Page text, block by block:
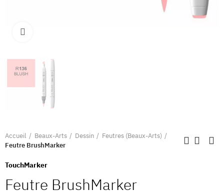
Accueil Beaux-Arts Dessin
Feutres (Beaux-Arts)
Feutre BrushMarker
TouchMarker
Feutre BrushMarker